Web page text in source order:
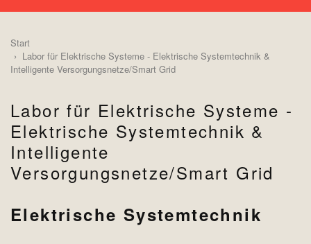
Start
Labor für Elektrische Systeme - Elektrische Systemtechnik &
Intelligente Versorgungsnetze/Smart Grid
Labor für Elektrische Systeme -
Elektrische Systemtechnik &
Intelligente
Versorgungsnetze/Smart Grid
Elektrische Systemtechnik